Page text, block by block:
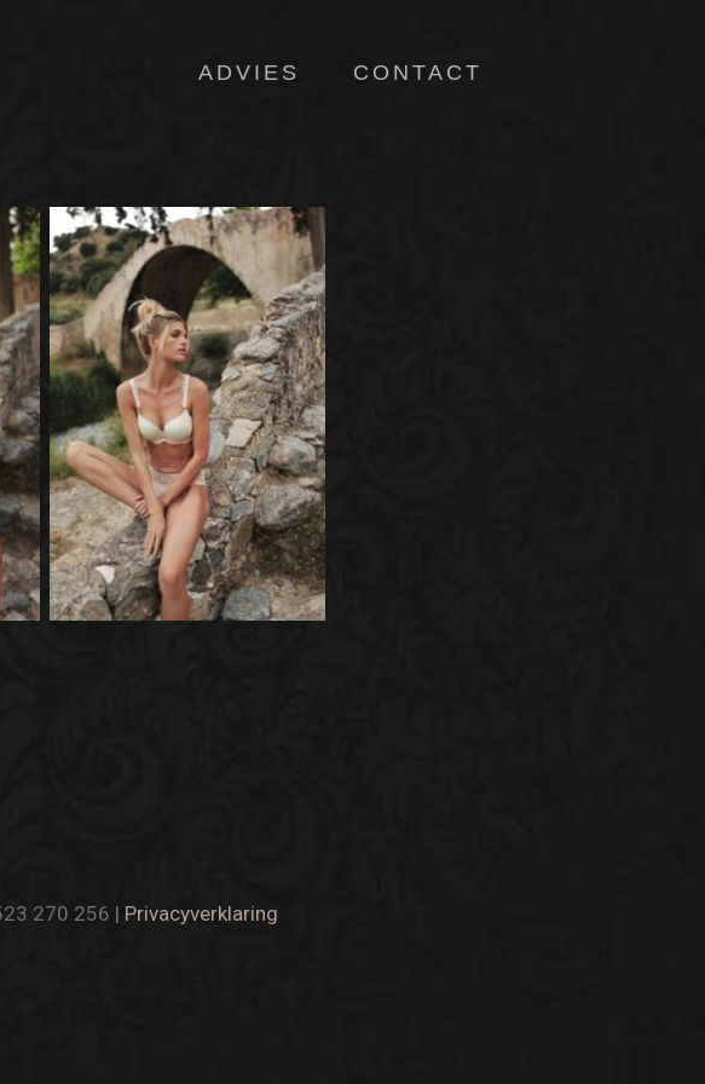
ADVIES CONTACT
270 256 | Privacyverklaring